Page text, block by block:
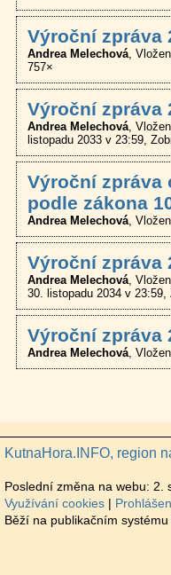
Výroční zpráva
Andrea Melechová
757×
Výroční zpráva
Andrea Melechová
listopadu 2033 v 23:59
Výroční zpráva
podle zákona
Andrea Melechová
Výroční zpráva
Andrea Melechová
30. listopadu 2034 v 23:59
Výroční zpráva
Andrea Melechová
KutnaHora.INFO, region
Poslední změna na webu: 2.
Využívání cookies
Běží na publikačním systému